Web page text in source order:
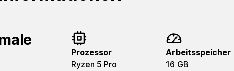
Prozessor
Ryzen 5 Pro
Arbeitsspeicher
16 GB